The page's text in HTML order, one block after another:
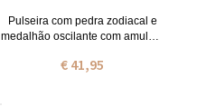
Pulseira com pedra zodiacal e
medalhão oscilante com amuleto
€ 41,95